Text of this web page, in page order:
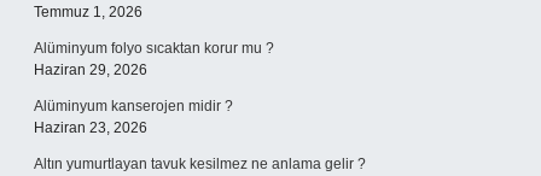
Temmuz 1, 2026
Alüminyum folyo sıcaktan korur mu ?
Haziran 29, 2026
Alüminyum kanserojen midir ?
Haziran 23, 2026
Altın yumurtlayan tavuk kesilmez ne anlama gelir ?